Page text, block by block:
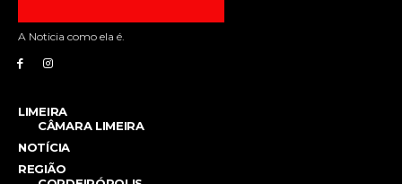
A Noticia como ela é.
LIMEIRA
CÂMARA LIMEIRA
NOTÍCIA
REGIÃO